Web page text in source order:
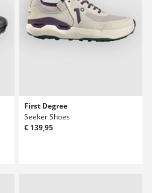
First Degree
Seeker Shoes
€ 139,95